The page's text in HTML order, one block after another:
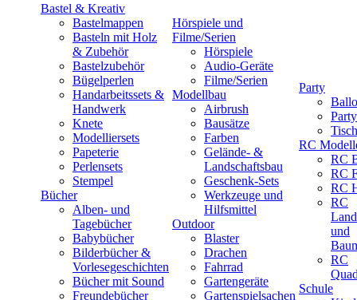
Bastel & Kreativ
Bastelmappen
Basteln mit Holz
& Zubehör
Bastelzubehör
Bügelperlen
Handarbeitssets &
Handwerk
Knete
Modelliersets
Papeterie
Perlensets
Stempel
Bücher
Alben- und
Tagebücher
Babybücher
Bilderbücher &
Vorlesegeschichten
Bücher mit Sound
Freundebücher
Hörspiele und
Filme/Serien
Hörspiele
Audio-Geräte
Filme/Serien
Modellbau
Airbrush
Bausätze
Farben
Gelände- &
Landschaftsbau
Geschenk-Sets
Werkzeuge und
Hilfsmittel
Outdoor
Blaster
Drachen
Fahrrad
Gartengeräte
Gartenspielsachen
Party
RC
RC
RC
RC
RC
und
RC
Schule